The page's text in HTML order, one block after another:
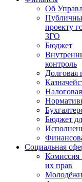
Об
проекту
ЗГО
Бюджет
контроль
Долговая
Бюджет
Социальная
Комиссия
их прав